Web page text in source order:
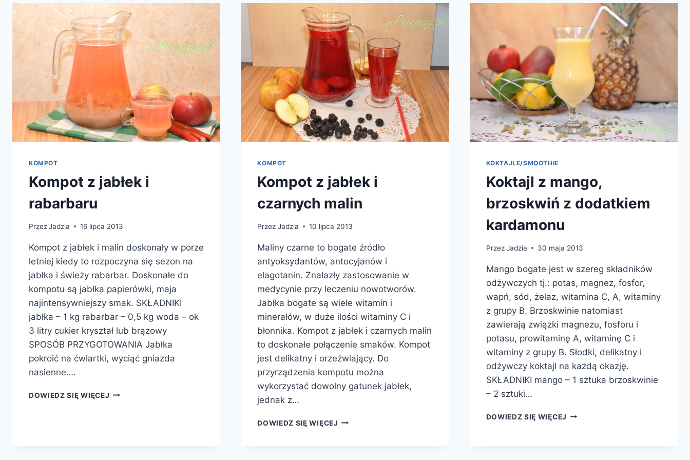
KOMPOT
Kompot z jabłek i
rabarbaru
PrzezJadzia 16 lipca 2013
Kompot z jabłek i malin doskonały w porze
letniej kiedy to rozpoczyna się sezon na
jabłka i świeży rabarbar. Doskonałe do
kompotu są jabłka papierówki, maja
najintensywniejszy smak. SKŁADNIKI
jabłka – 1 kg rabarbar – 0,5 kg woda – ok
3 litry cukier kryształ lub brązowy
SPOSÓB PRZYGOTOWANIA Jabłka
pokroić na ćwiartki, wyciąć gniazda
nasienne….
DOWIEDZ SIĘ WIĘCEJ KOMPOT
KOMPOT
Kompot z jabłek i
czarnych malin
Przez Jadzia 10 lipca 2013
Maliny czarne to bogate źródło
antyoksydantów, antocyjanów i
elagotanin. Znalazły zastosowanie w
medycynie przy leczeniu nowotworów.
Jabłka bogate są wiele witamin i
minerałów, w duże ilości witaminy C i
błonnika. Kompot z jabłek i czarnych malin
to doskonałe połączenie smaków. Kompot
jest delikatny i orzeźwiający. Do
przyrządzenia kompotu można
wykorzystać dowolny gatunek jabłek,
jednak z…
DOWIEDZ SIĘ WIĘCEJ KOMPOT
KOKTAJLE/SMOOTHIE
Koktajl z mango,
brzoskwiń z dodatkiem
kardamonu
Przez Jadzia 30 maja 2013
Mango bogate jest w szereg składników
odżywczych tj.: potas, magnez, fosfor,
wapń, sód, żelaz, witamina C, A, witaminy
z grupy B. Brzoskwinie natomiast
zawierają związki magnezu, fosforu i
potasu, prowitaminę A, witaminę C i
witaminy z grupy B. Słodki, delikatny i
odżywczy koktajl na każdą okazję.
SKŁADNIKI mango – 1 sztuka brzoskwinie
– 2 sztuki…
DOWIEDZ SIĘ WIĘCEJ KOKTAJL